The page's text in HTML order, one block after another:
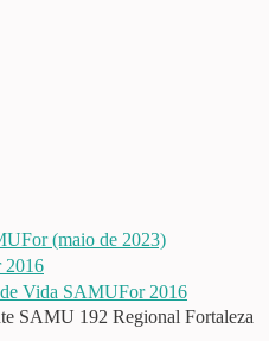
(maio de 2023)
2016
Vida SAMUFor 2016
SAMU 192 Regional Fortaleza